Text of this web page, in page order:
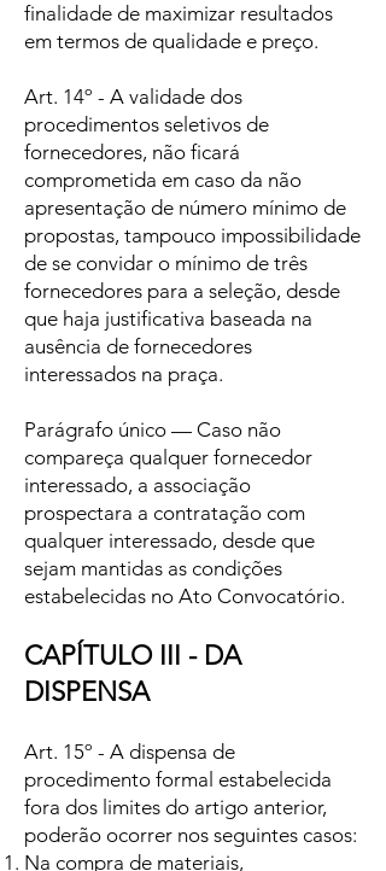
finalidade de maximizar resultados
em termos de qualidade e preço.
Art. 14º - A validade dos
procedimentos seletivos de
fornecedores, não ficará
comprometida em caso da não
apresentação de número mínimo de
propostas, tampouco impossibilidade
de se convidar o mínimo de três
fornecedores para a seleção, desde
que haja justificativa baseada na
ausência de fornecedores
interessados na praça.
Parágrafo único — Caso não
compareça qualquer fornecedor
interessado, a associação
prospectara a contratação com
qualquer interessado, desde que
sejam mantidas as condições
estabelecidas no Ato Convocatório.
CAPÍTULO III - DA
DISPENSA
Art. 15º - A dispensa de
procedimento formal estabelecida
fora dos limites do artigo anterior,
poderão ocorrer nos seguintes casos:
Na compra de materiais,